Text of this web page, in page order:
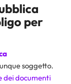
per
soggetto.
dei documenti